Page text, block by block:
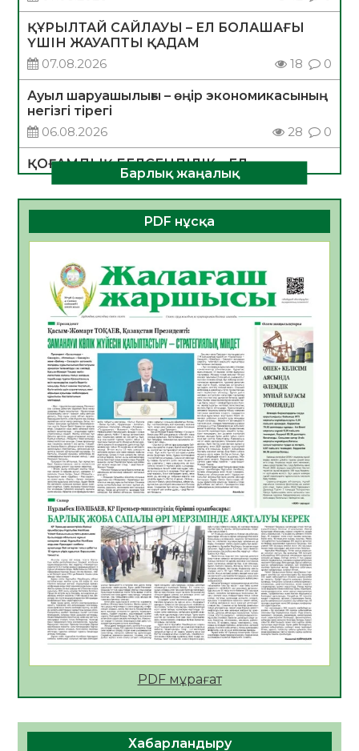
ҚҰРЫЛТАЙ САЙЛАУЫ – ЕЛ БОЛАШАҒЫ
ҮШІН ЖАУАПТЫ ҚАДАМ
07.08.2026
18 0
Ауыл шаруашылығы – өңір экономикасының
негізгі тірегі
06.08.2026
28 0
ҚОҒАМДЫҚ БЕЛСЕНДІЛІК – ЕЛ
ДАМУЫНЫҢ НЕГІЗІ
06.08.2026
27 0
ҚҰРЫЛТАЙ САЙЛАУЫ – БОЛАШАҚҚА
06.08.2026
Инфекциялық ауруларға қарсы иммундау
жұмыстарының тиімділігі
06.08.2026
30
Көкжөтел ауруы туралы
06.08.2026
27
АПВ вакцинасы туралы мәлімет
06.08.2026
28
Open Air: Қызылорда облысы полиция
департаменті 20 мыңнан астам
көрерменнің қауіпсіздігін қамтамасыз етті
06.08.2026
39
ҚЫЗЫЛОРДАДА «САНАЛЫ ҰРПАҚ –
ЖАРҚЫН БОЛАШАҚ» АТТЫ КЕҢЕЙТІЛГЕН
МӘЖІЛІС ӨТТІ
05.08.2026
39
Қазақстан Орталық Азиядағы көшуге ең
азаматтың міндеті
Барлық жаңалық
PDF нұсқа
PDF мұрағат
Хабарландыру